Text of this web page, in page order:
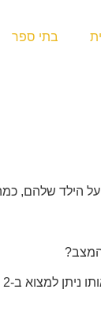
בתי ספר
הילד שלהם,
למצוא ב-2 רבדים: